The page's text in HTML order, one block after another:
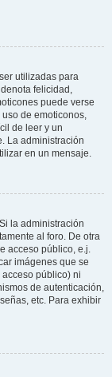
utilizadas para
felicidad,
puede verse
de emoticonos,
de leer y un
La administración
en un mensaje.
la administración
al foro. De otra
acceso público, e.j.
imágenes que se
público) ni
de autenticación,
etc. Para exhibir